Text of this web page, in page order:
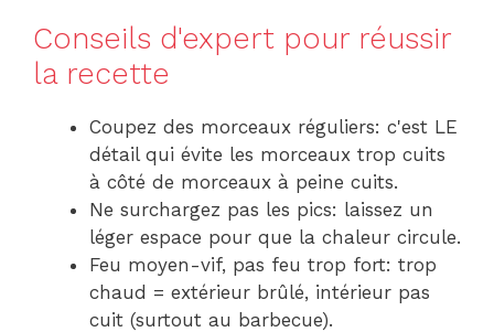
Conseils d'expert pour réussir
la recette
Coupez des morceaux réguliers: c'est LE
détail qui évite les morceaux trop cuits
à côté de morceaux à peine cuits.
Ne surchargez pas les pics: laissez un
léger espace pour que la chaleur circule.
Feu moyen-vif, pas feu trop fort: trop
chaud = extérieur brûlé, intérieur pas
cuit (surtout au barbecue).